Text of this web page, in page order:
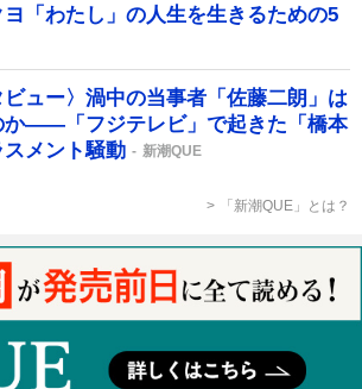
「わたし」の人生を生きるための5
ビュー〉渦中の当事者「佐藤二朗」は
か――「フジテレビ」で起きた「橋本
メント騒動
新潮QUE
「新潮QUE」とは？